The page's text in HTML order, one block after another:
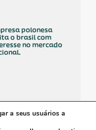
o brasil com
no mercado
no setor de
médicos.
a seus usuários a